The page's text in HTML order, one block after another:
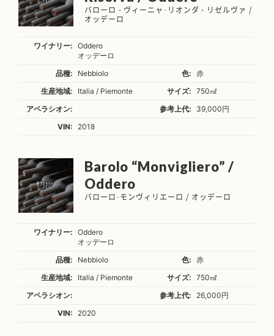
バローロ・ヴィーニャ･リオンダ・リゼルヴァ /
オッデーロ
ワイナリー:
Oddero
オッデーロ
品種:
Nebbiolo 色:
赤
生産地域:
Italia / Piemonte サイズ:
750㎖
アペラシオン:
参考上代:
39,000円
VIN:
2018
Barolo “Monvigliero” /
Oddero
バローロ･モンヴィリエーロ / オッデーロ
ワイナリー:
Oddero
オッデーロ
品種:
Nebbiolo 色:
赤
生産地域:
Italia / Piemonte サイズ:
750㎖
アペラシオン:
参考上代:
26,000円
VIN:
2020